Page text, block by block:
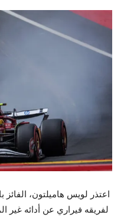
اعتذر لويس هاميلتون،
لفريقه فيراري عن أدائه غير